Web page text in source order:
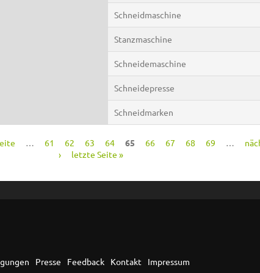
Schneidmaschine
Stanzmaschine
Schneidemaschine
Schneidepresse
Schneidmarken
61 62 63 64 65 66 67 68 69
›
letzte Seite »
Presse Feedback Kontakt Impressum